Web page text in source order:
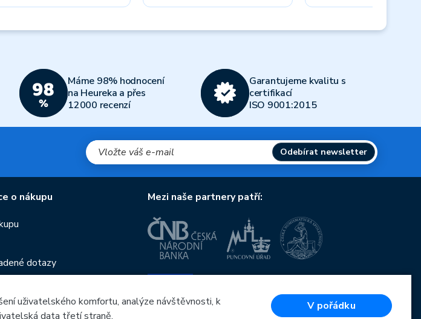
Máme 98% hodnocení
na Heureka a přes
12000 recenzí
Garantujeme kvalitu s
certifikací
ISO 9001:2015
Odebírat newsletter
o nákupu
dotazy
mincovny
Mezi naše partnery patří:
OP Podnikání a inovace pro konkurenceschopnost
uživatelského komfortu, analýze návštěvnosti, k
data třetí straně.
V pořádku